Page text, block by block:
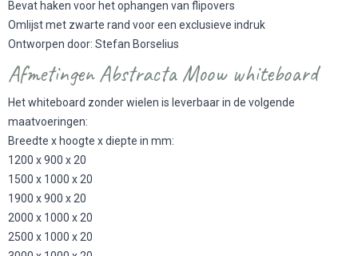
Bevat haken voor het ophangen van flipovers
Omlijst met zwarte rand voor een exclusieve indruk
Ontworpen door: Stefan Borselius
Afmetingen Abstracta Moow whiteboard
Het whiteboard zonder wielen is leverbaar in de volgende
maatvoeringen:
Breedte x hoogte x diepte in mm:
1200 x 900 x 20
1500 x 1000 x 20
1900 x 900 x 20
2000 x 1000 x 20
2500 x 1000 x 20